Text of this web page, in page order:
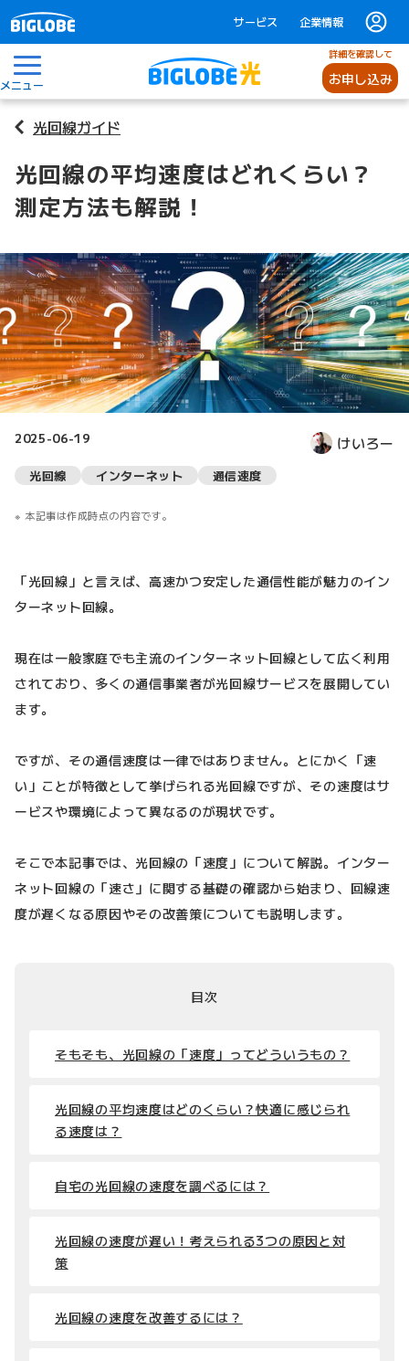
サービス 企業情報
メニュー
詳細を確認して
お申し込み
光回線ガイド
光回線の平均速度はどれくらい？
測定方法も解説！
2025-06-19 けいろー
光回線 インターネット 通信速度
本記事は作成時点の内容です。
「光回線」と言えば、高速かつ安定した通信性能が魅力のイン
ターネット回線。
現在は一般家庭でも主流のインターネット回線として広く利用
されており、多くの通信事業者が光回線サービスを展開してい
ます。
ですが、その通信速度は一律ではありません。とにかく「速
い」ことが特徴として挙げられる光回線ですが、その速度はサ
ービスや環境によって異なるのが現状です。
そこで本記事では、光回線の「速度」について解説。インター
ネット回線の「速さ」に関する基礎の確認から始まり、回線速
度が遅くなる原因やその改善策についても説明します。
目次
そもそも、光回線の「速度」ってどういうもの？
光回線の平均速度はどのくらい？快適に感じられ
る速度は？
自宅の光回線の速度を調べるには？
光回線の速度が遅い！考えられる3つの原因と対
策
光回線の速度を改善するには？